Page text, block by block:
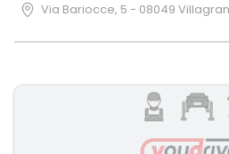
Via Bariocce, 5 - 08049